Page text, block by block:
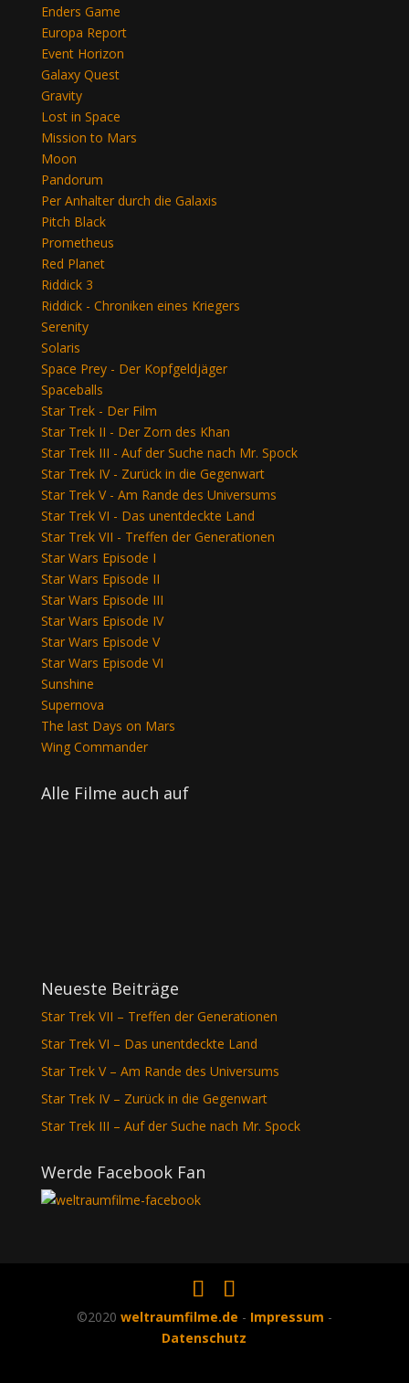
Enders Game
Europa Report
Event Horizon
Galaxy Quest
Gravity
Lost in Space
Mission to Mars
Moon
Pandorum
Per Anhalter durch die Galaxis
Pitch Black
Prometheus
Red Planet
Riddick 3
Riddick - Chroniken eines Kriegers
Serenity
Solaris
Space Prey - Der Kopfgeldjäger
Spaceballs
Star Trek - Der Film
Star Trek II - Der Zorn des Khan
Star Trek III - Auf der Suche nach Mr. Spock
Star Trek IV - Zurück in die Gegenwart
Star Trek V - Am Rande des Universums
Star Trek VI - Das unentdeckte Land
Star Trek VII - Treffen der Generationen
Star Wars Episode I
Star Wars Episode II
Star Wars Episode III
Star Wars Episode IV
Star Wars Episode V
Star Wars Episode VI
Sunshine
Supernova
The last Days on Mars
Wing Commander
Alle Filme auch auf
Neueste Beiträge
Star Trek VII – Treffen der Generationen
Star Trek VI – Das unentdeckte Land
Star Trek V – Am Rande des Universums
Star Trek IV – Zurück in die Gegenwart
Star Trek III – Auf der Suche nach Mr. Spock
Werde Facebook Fan
©2020 weltraumfilme.de - Impressum -
Datenschutz